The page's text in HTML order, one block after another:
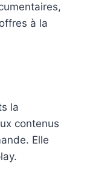
à la
la
contenus
Elle